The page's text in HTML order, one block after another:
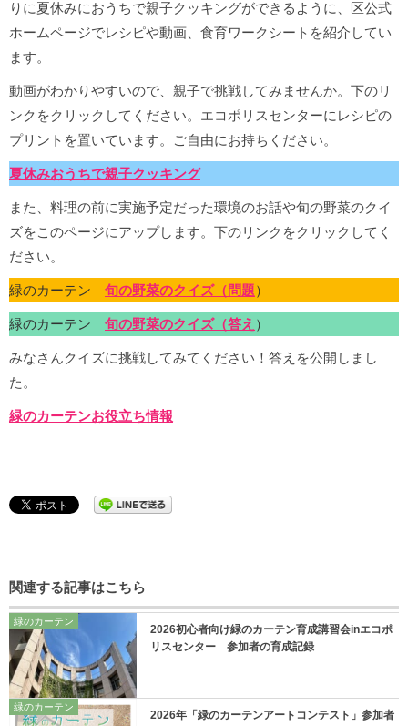
りに夏休みにおうちで親子クッキングができるように、区公式
ホームページでレシピや動画、食育ワークシートを紹介してい
ます。
動画がわかりやすいので、親子で挑戦してみませんか。下のリ
ンクをクリックしてください。エコポリスセンターにレシピの
プリントを置いています。ご自由にお持ちください。
夏休みおうちで親子クッキング
また、料理の前に実施予定だった環境のお話や旬の野菜のクイ
ズをこのページにアップします。下のリンクをクリックしてく
ださい。
緑のカーテン 旬の野菜のクイズ（問題）
緑のカーテン 旬の野菜のクイズ（答え ）
みなさんクイズに挑戦してみてください！答えを公開しまし
た。
緑のカーテンお役立ち情報
関連する記事はこちら
緑のカーテン
2026初心者向け緑のカーテン育成講習会inエコポ
リスセンター 参加者の育成記録
緑のカーテン
2026年「緑のカーテンアートコンテスト」参加者